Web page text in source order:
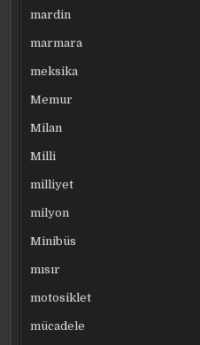
mardin
marmara
meksika
Memur
Milan
Milli
milliyet
milyon
Minibüs
mısır
motosiklet
mücadele